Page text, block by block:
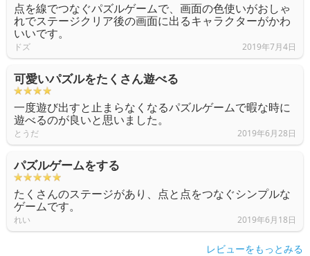
点を線でつなぐパズルゲームで、画面の色使いがおしゃ
れでステージクリア後の画面に出るキャラクターがかわ
いいです。
ドズ 2019年7月4日
可愛いパズルをたくさん遊べる
一度遊び出すと止まらなくなるパズルゲームで暇な時に
遊べるのが良いと思いました。
とうだ 2019年6月28日
パズルゲームをする
たくさんのステージがあり、点と点をつなぐシンプルな
ゲームです。
れい 2019年6月18日
レビューをもっとみる